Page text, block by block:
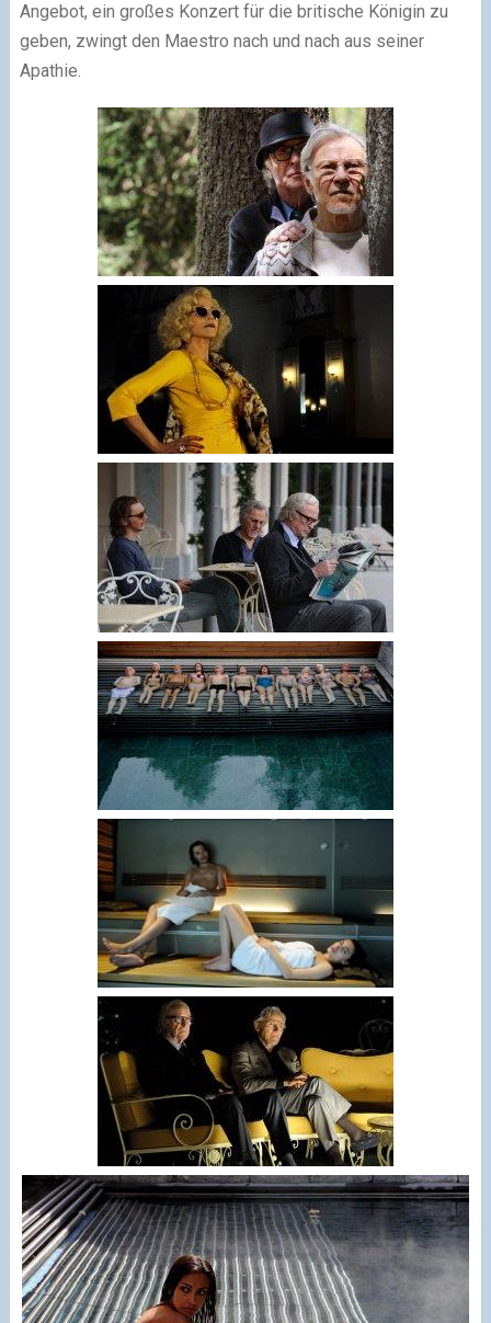
Angebot, ein großes Konzert für die britische Königin zu
geben, zwingt den Maestro nach und nach aus seiner
Apathie.